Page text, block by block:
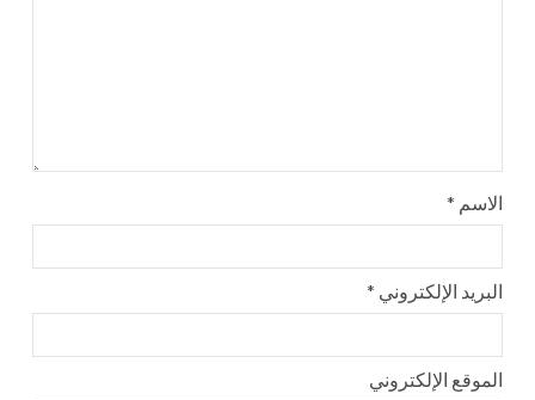
الاسم *
البريد الإلكتروني *
الموقع الإلكتروني